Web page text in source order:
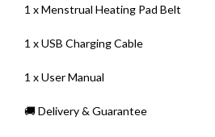
1 x Menstrual Heating Pad Belt
1 x USB Charging Cable
1 x User Manual
🚚 Delivery & Guarantee